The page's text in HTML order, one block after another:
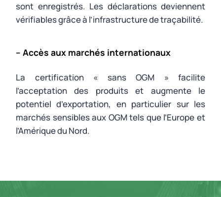
sont enregistrés. Les déclarations deviennent
vérifiables grâce à l’infrastructure de traçabilité.
– Accès aux marchés internationaux
La certification « sans OGM » facilite
l’acceptation des produits et augmente le
potentiel d’exportation, en particulier sur les
marchés sensibles aux OGM tels que l’Europe et
l’Amérique du Nord.